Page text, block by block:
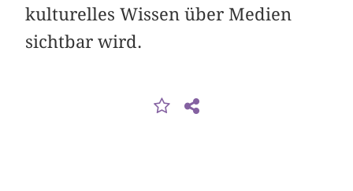
kulturelles Wissen über Medien
sichtbar wird.